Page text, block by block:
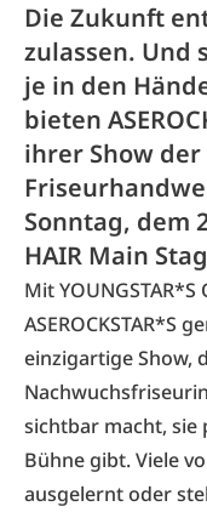
Die Zukunft
zulassen. Und
je in den
bieten
ihrer Show
Sonntag, dem
HAIR Main
Mit YOUNGSTAR*S
ASEROCKSTAR*S
einzigartige Show,
sichtbar macht, sie
Bühne gibt. Viele
ausgelernt oder